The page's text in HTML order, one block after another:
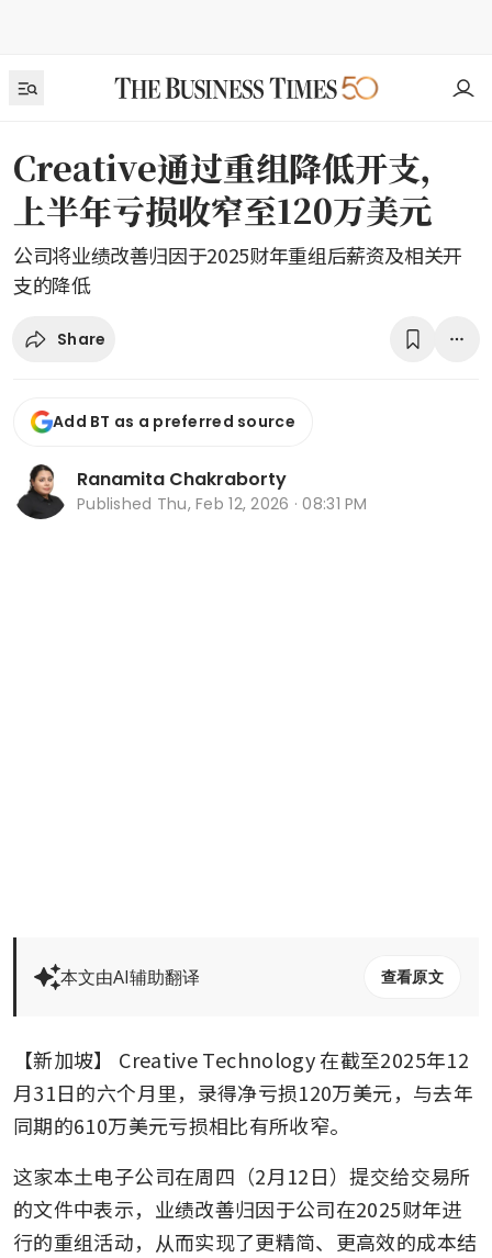
Creative通过重组降低开支，
上半年亏损收窄至120万美元
公司将业绩改善归因于2025财年重组后薪资及相关开
支的降低
Share
Add BT as a preferred source
Ranamita Chakraborty
Published Thu, Feb 12, 2026 · 08:31 PM
本文由AI辅助翻译 查看原文
【新加坡】 Creative Technology在截至2025年12
月31日的六个月里，录得净亏损120万美元，与去年
同期的610万美元亏损相比有所收窄。
这家本土电子公司在周四（2月12日）提交给交易所
的文件中表示，业绩改善归因于公司在2025财年进
行的重组活动，从而实现了更精简、更高效的成本结